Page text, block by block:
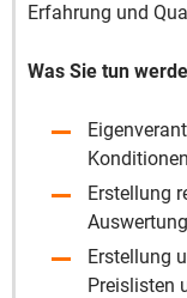
Erfahrung und
Was Sie tun
Erstellung
Erstellung
Preislisten